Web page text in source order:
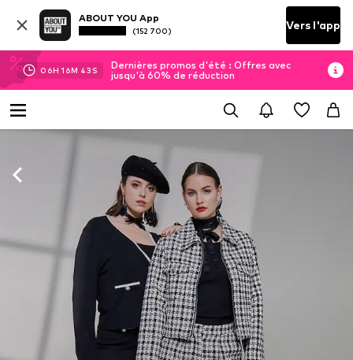
ABOUT YOU App
(152 700) Vers l'app
06H 16M 41 S
Dernières promos d'été : Offres avec
jusqu'à 60% de réduction